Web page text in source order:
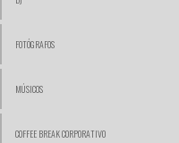
FOTÓGRAFOS
MÚSICOS
COFFEE BREAK CORPORATIVO